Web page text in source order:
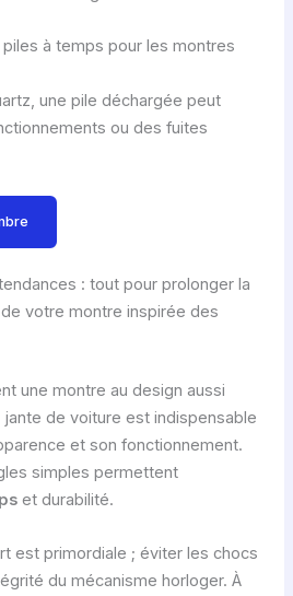
à temps pour les montres
une pile déchargée peut
ou des fuites
: tout pour prolonger la
votre montre inspirée des
une montre au design aussi
jante de voiture est indispensable
et son fonctionnement.
simples permettent
et durabilité.
est primordiale ; éviter les chocs
du mécanisme horloger. À